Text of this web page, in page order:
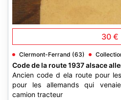
30 €
Clermont-Ferrand (63)
Code de la route 1937 alsace
Ancien code d ela route pour
pour les allemands qui
camion tracteur